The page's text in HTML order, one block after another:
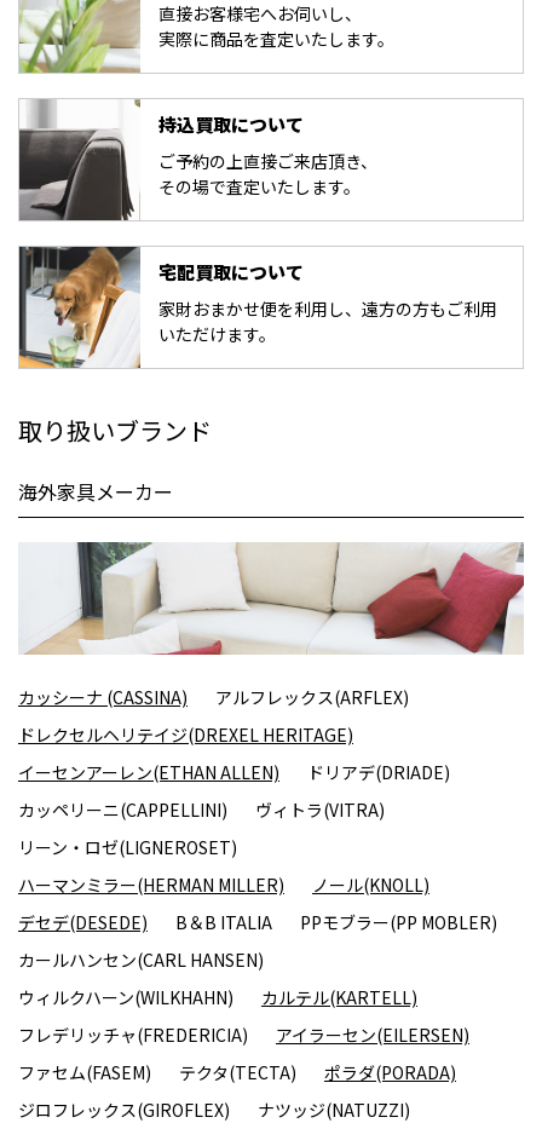
直接お客様宅へお伺いし、
実際に商品を査定いたします。
持込買取について
ご予約の上直接ご来店頂き、
その場で査定いたします。
宅配買取について
家財おまかせ便を利用し、遠方の方もご利用
いただけます。
取り扱いブランド
海外家具メーカー
カッシーナ (CASSINA)
アルフレックス(ARFLEX)
ドレクセルヘリテイジ(DREXEL HERITAGE)
イーセンアーレン(ETHAN ALLEN)
ドリアデ(DRIADE)
カッペリーニ(CAPPELLINI)
ヴィトラ(VITRA)
リーン・ロゼ(LIGNEROSET)
ハーマンミラー(HERMAN MILLER)
ノール(KNOLL)
デセデ(DESEDE)
B＆B ITALIA
PPモブラー(PP MOBLER)
カールハンセン(CARL HANSEN)
ウィルクハーン(WILKHAHN)
カルテル(KARTELL)
フレデリッチャ(FREDERICIA)
アイラーセン(EILERSEN)
ファセム(FASEM)
テクタ(TECTA)
ポラダ(PORADA)
ジロフレックス(GIROFLEX)
ナツッジ(NATUZZI)